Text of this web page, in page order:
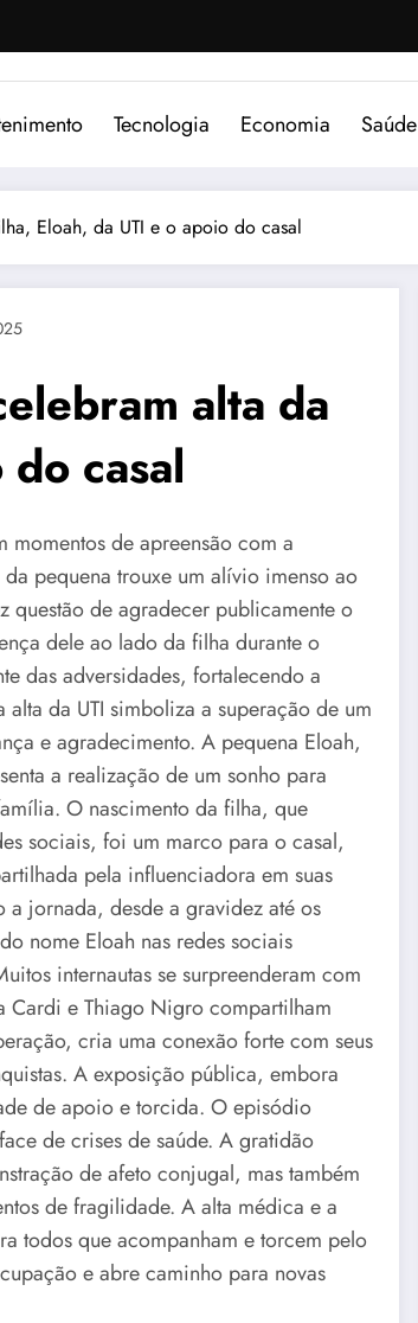
Tecnologia Economia Saúde
Eloah, da UTI e o apoio do casal
alta da
casal
de apreensão com a
pequena trouxe um alívio imenso ao
questão de agradecer publicamente o
dele ao lado da filha durante o
das adversidades, fortalecendo a
da UTI simboliza a superação de um
e agradecimento. A pequena Eloah,
a realização de um sonho para
O nascimento da filha, que
sociais, foi um marco para o casal,
pela influenciadora em suas
a jornada, desde a gravidez até os
nome Eloah nas redes sociais
internautas se surpreenderam com
Cardi e Thiago Nigro compartilham
cria uma conexão forte com seus
A exposição pública, embora
de apoio e torcida. O episódio
de crises de saúde. A gratidão
de afeto conjugal, mas também
de fragilidade. A alta médica e a
todos que acompanham e torcem pelo
e abre caminho para novas